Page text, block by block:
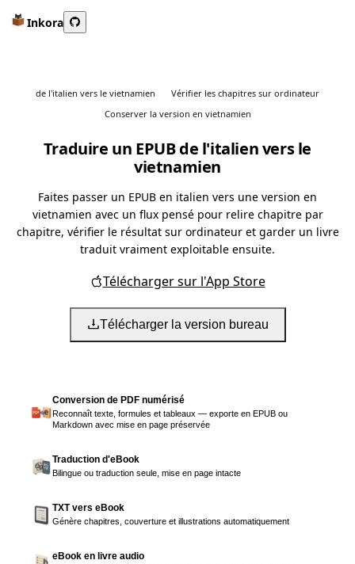
Inkora
de l'italien vers le vietnamien
Vérifier les chapitres sur ordinateur
Conserver la version en vietnamien
Traduire un EPUB de l'italien vers le
vietnamien
Faites passer un EPUB en italien vers une version en
vietnamien avec un flux pensé pour relire chapitre par
chapitre, vérifier le résultat sur ordinateur et garder un livre
traduit vraiment exploitable ensuite.
Télécharger sur l'App Store
Télécharger la version bureau
Conversion de PDF numérisé
Reconnaît texte, formules et tableaux — exporte en EPUB ou
Markdown avec mise en page préservée
Traduction d'eBook
Bilingue ou traduction seule, mise en page intacte
TXT vers eBook
Génère chapitres, couverture et illustrations automatiquement
eBook en livre audio